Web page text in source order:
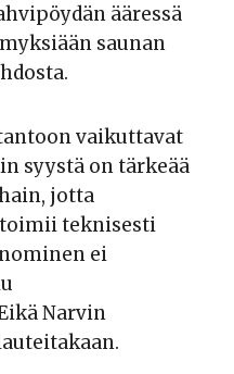
ääressä
saunan
vaikuttavat
syystä on tärkeää
jotta
teknisesti
ei
Narvin